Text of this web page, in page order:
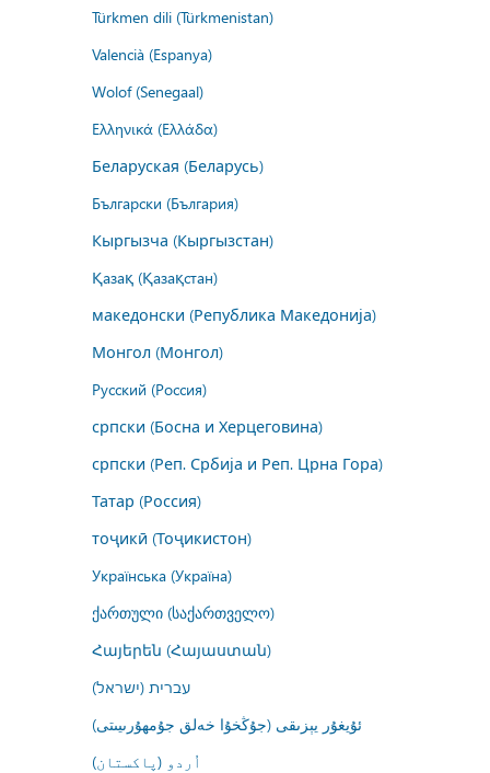
Türkmen dili (Türkmenistan)
Valencià (Espanya)
Wolof (Senegaal)
Ελληνικά (Ελλάδα)
Беларуская (Беларусь)
Български (България)
Кыргызча (Кыргызстан)
Қазақ (Қазақстан)
македонски (Република Македонија)
Монгол (Монгол)
Русский (Россия)
српски (Босна и Херцеговина)
српски (Реп. Србија и Реп. Црна Гора)
Татар (Россия)
тоҷикӣ (Тоҷикистон)
Українська (Україна)
ქართული (საქართველო)
Հայերեն (Հայաստան)
עברית (ישראל)
ئۇيغۇر يېزىقى (جۇڭخۇا خەلق جۇمھۇرىيىتى)
اُردو (پاکستان)